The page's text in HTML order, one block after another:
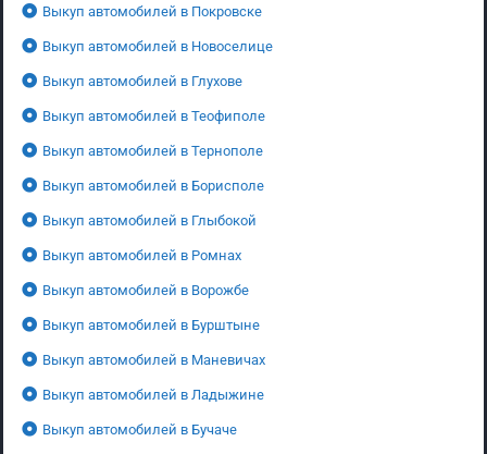
Выкуп автомобилей в Покровске
Выкуп автомобилей в Новоселице
Выкуп автомобилей в Глухове
Выкуп автомобилей в Теофиполе
Выкуп автомобилей в Тернополе
Выкуп автомобилей в Борисполе
Выкуп автомобилей в Глыбокой
Выкуп автомобилей в Ромнах
Выкуп автомобилей в Ворожбе
Выкуп автомобилей в Бурштыне
Выкуп автомобилей в Маневичах
Выкуп автомобилей в Ладыжине
Выкуп автомобилей в Бучаче